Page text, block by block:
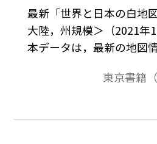
最新「世界と日本の白地
大陸，州規模＞（2021年
本データは，最新の地図
ト作成やワークシート作
東京書籍